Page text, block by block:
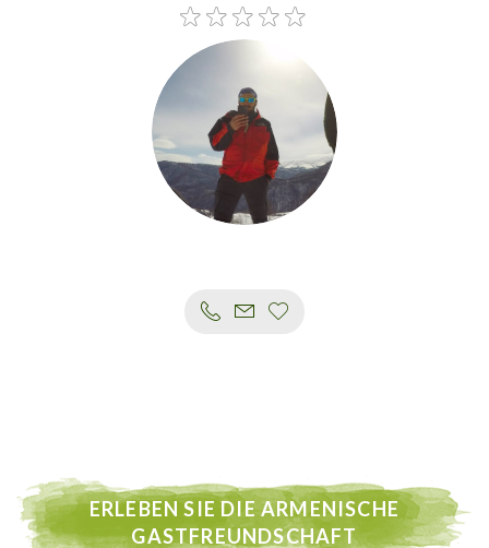
ERLEBEN SIE DIE ARMENISCHE
GASTFREUNDSCHAFT